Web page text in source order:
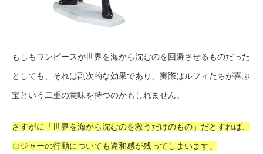
もしもワンピースが世界を海から沈むのを回避させるものだった
としても、それは副次的な効果であり、実際はルフィたちが喜ぶ
宝という二重の意味を持つのかもしれません。
さすがに「世界を海から沈むのを救うだけのもの」だとすれば、
ロジャーの行動についても違和感が残ってしまいます。